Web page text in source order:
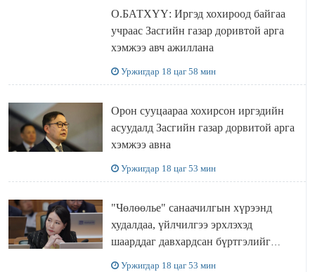
О.БАТХҮҮ: Иргэд хохироод байгаа
учраас Засгийн газар доривтой арга
хэмжээ авч ажиллана
Уржигдар 18 цаг 58 мин
Орон сууцаараа хохирсон иргэдийн
асуудалд Засгийн газар дорвитой арга
хэмжээ авна
Уржигдар 18 цаг 53 мин
"Чөлөөлье" санаачилгын хүрээнд
худалдаа, үйлчилгээ эрхлэхэд
шаарддаг давхардсан бүртгэлийг
Уржигдар 18 цаг 53 мин